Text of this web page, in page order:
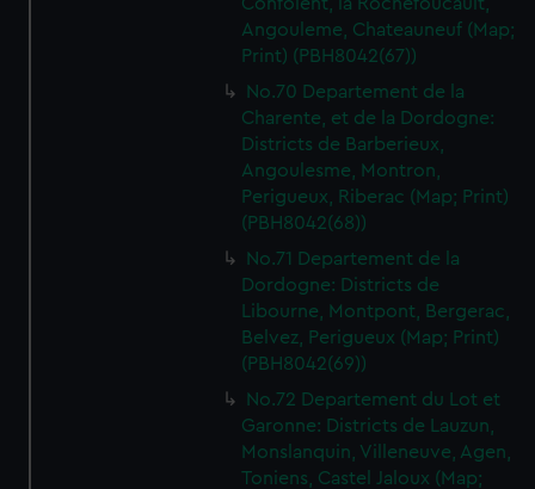
Angouleme, Chateauneuf (Map;
Print) (PBH8042(67))
No.70 Departement de la
Charente, et de la Dordogne:
Districts de Barberieux,
Angoulesme, Montron,
Perigueux, Riberac (Map; Print)
(PBH8042(68))
No.71 Departement de la
Dordogne: Districts de
Libourne, Montpont, Bergerac,
Belvez, Perigueux (Map; Print)
(PBH8042(69))
No.72 Departement du Lot et
Garonne: Districts de Lauzun,
Monslanquin, Villeneuve, Agen,
Toniens, Castel Jaloux (Map;